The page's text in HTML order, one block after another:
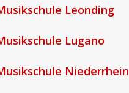
Leonding
Lugano
Niederrhein